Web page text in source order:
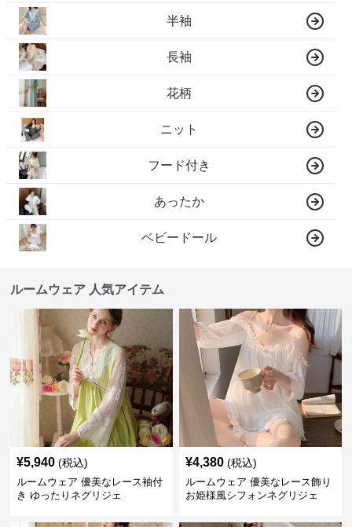
半袖
長袖
花柄
ニット
フード付き
あったか
ベビードール
ルームウェア 人気アイテム
¥5,940 (税込)
ルームウェア 優美なレース袖付
き ゆったりネグリジェ
¥4,380 (税込)
ルームウェア 優美なレース飾り
お姫様風シフォンネグリジェ